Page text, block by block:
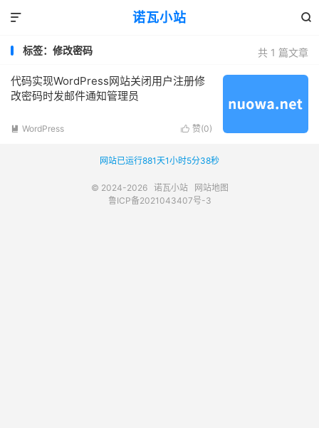
诺瓦小站 

共 1 篇文章
标签：修改密码
代码实现WordPress网站关闭用户注册修
改密码时发邮件通知管理员
 赞(0)
 WordPress
网站已运行881天1小时5分38秒
© 2024-2026 诺瓦小站
网站地图
鲁ICP备2021043407号-3